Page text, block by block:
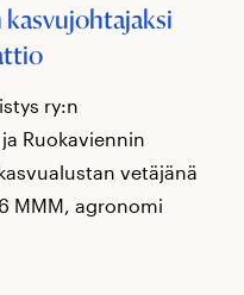
ry:n
Ruokaviennin
vetäjänä
MMM, agronomi